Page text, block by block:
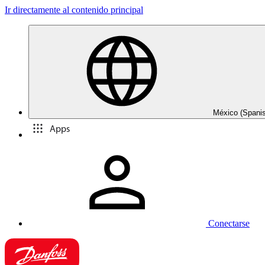
Ir directamente al contenido principal
México
Apps
Conectarse